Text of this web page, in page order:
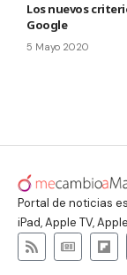
Los nuevos
Google
5 Mayo 2020
Portal de noticias
iPad, Apple TV,